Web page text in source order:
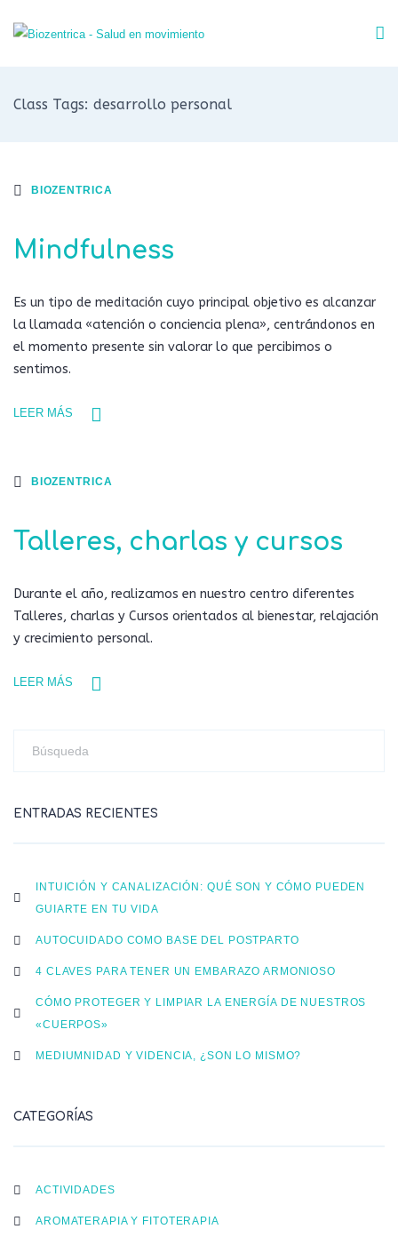
Class Tags: desarrollo personal
BIOZENTRICA
Mindfulness
Es un tipo de meditación cuyo principal objetivo es alcanzar
la llamada «atención o conciencia plena», centrándonos en
el momento presente sin valorar lo que percibimos o
sentimos.
LEER MÁS
BIOZENTRICA
Talleres, charlas y cursos
Durante el año, realizamos en nuestro centro diferentes
Talleres, charlas y Cursos orientados al bienestar, relajación
y crecimiento personal.
LEER MÁS
ENTRADAS RECIENTES
INTUICIÓN Y CANALIZACIÓN: QUÉ SON Y CÓMO PUEDEN
GUIARTE EN TU VIDA
AUTOCUIDADO COMO BASE DEL POSTPARTO
4 CLAVES PARA TENER UN EMBARAZO ARMONIOSO
CÓMO PROTEGER Y LIMPIAR LA ENERGÍA DE NUESTROS
«CUERPOS»
MEDIUMNIDAD Y VIDENCIA, ¿SON LO MISMO?
CATEGORÍAS
ACTIVIDADES
AROMATERAPIA Y FITOTERAPIA